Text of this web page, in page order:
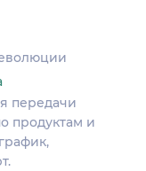
передачи
продуктам и